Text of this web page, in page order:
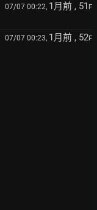
07/07 00:22, 1月前 , 51 F
07/07 00:23, 1月前 , 52F